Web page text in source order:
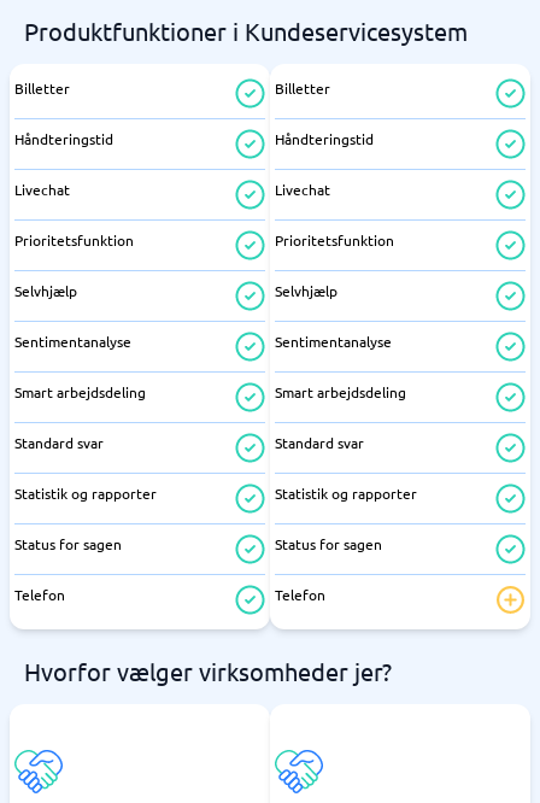
Produktfunktioner i Kundeservicesystem
Billetter
Håndteringstid
Livechat
Prioritetsfunktion
Selvhjælp
Sentimentanalyse
Smart arbejdsdeling
Standard svar
Statistik og rapporter
Status for sagen
Telefon
Billetter
Håndteringstid
Livechat
Prioritetsfunktion
Selvhjælp
Sentimentanalyse
Smart arbejdsdeling
Standard svar
Statistik og rapporter
Status for sagen
Telefon
Hvorfor vælger virksomheder jer?